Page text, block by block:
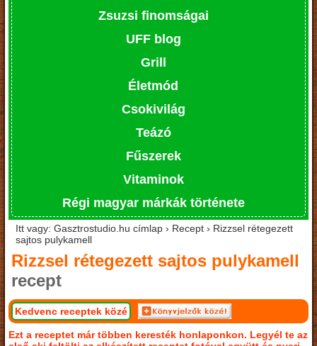
Zsuzsi finomságai
UFF blog
Grill
Életmód
Csokivilág
Teázó
Fűszerek
Vitaminok
Régi magyar márkák története
Itt vagy: Gasztrostudio.hu címlap › Recept › Rizzsel rétegezett
sajtos pulykamell
Rizzsel rétegezett sajtos pulykamell
recept
Kedvenc receptek közé
Ezt a receptet már többen keresték honlaponkon. Legyél te az